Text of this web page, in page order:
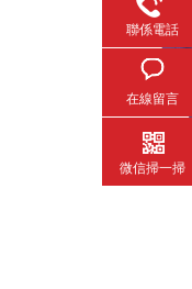
聯係電話
在線留言
微信掃一掃